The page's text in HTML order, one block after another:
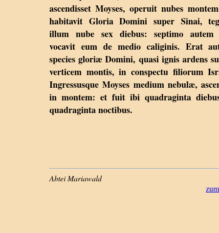
ascendisset Moyses, operuit nubes
habitavit Gloria Domini super Sinai,
illum nube sex diebus: septimo autem
vocavit eum de medio caliginis. Erat
species gloriæ Domini, quasi ignis ardens
verticem montis, in conspectu filiorum
Ingressusque Moyses medium nebulæ,
in montem: et fuit ibi quadraginta
quadraginta noctibus.
Abtei Mariawald